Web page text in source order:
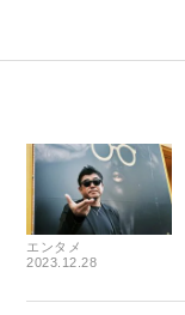
エンタメ
2023.12.28